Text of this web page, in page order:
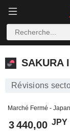
SAKURA
SAKURA
Révisions
Marché Fermé -
3 440,00 JPY